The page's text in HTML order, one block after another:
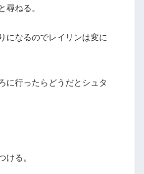
尋ねる。
になるのでレイリンは変に
に行ったらどうだとシュタ
ける。